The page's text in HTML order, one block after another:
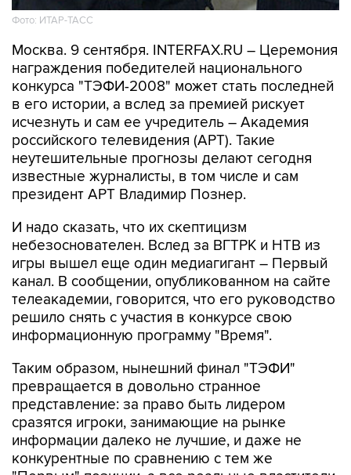
Фото: ИТАР-ТАСС
Москва. 9 сентября. INTERFAX.RU – Церемония
награждения победителей национального
конкурса "ТЭФИ-2008" может стать последней
в его истории, а вслед за премией рискует
исчезнуть и сам ее учредитель – Академия
российского телевидения (АРТ). Такие
неутешительные прогнозы делают сегодня
известные журналисты, в том числе и сам
президент АРТ Владимир Познер.
И надо сказать, что их скептицизм
небезоснователен. Вслед за ВГТРК и НТВ из
игры вышел еще один медиагигант – Первый
канал. В сообщении, опубликованном на сайте
телеакадемии, говорится, что его руководство
решило снять с участия в конкурсе свою
информационную программу "Время".
Таким образом, нынешний финал "ТЭФИ"
превращается в довольно странное
представление: за право быть лидером
сразятся игроки, занимающие на рынке
информации далеко не лучшие, и даже не
конкурентные по сравнению с тем же